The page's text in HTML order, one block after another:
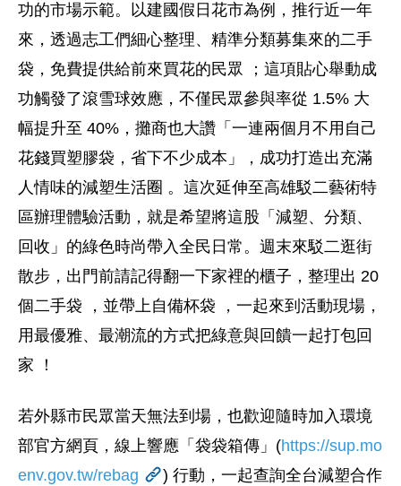
功的市場示範。以建國假日花市為例，推行近一年
來，透過志工們細心整理、精準分類募集來的二手
袋，免費提供給前來買花的民眾 ；這項貼心舉動成
功觸發了滾雪球效應，不僅民眾參與率從 1.5% 大
幅提升至 40%，攤商也大讚「一連兩個月不用自己
花錢買塑膠袋，省下不少成本」，成功打造出充滿
人情味的減塑生活圈 。這次延伸至高雄駁二藝術特
區辦理體驗活動，就是希望將這股「減塑、分類、
回收」的綠色時尚帶入全民日常。週末來駁二逛街
散步，出門前請記得翻一下家裡的櫃子，整理出 20
個二手袋 ，並帶上自備杯袋 ，一起來到活動現場，
用最優雅、最潮流的方式把綠意與回饋一起打包回
家 ！
若外縣市民眾當天無法到場，也歡迎隨時加入環境
部官方網頁，線上響應「袋袋箱傳」(https://sup.mo
env.gov.tw/rebag
) 行動，一起查詢全台減塑合作